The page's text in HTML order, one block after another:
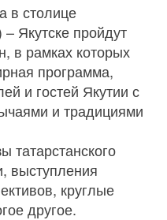
в столице
Якутске пройдут
в рамках которых
программа,
и гостей Якутии с
и традициями
татарстанского
выступления
круглые
другое.